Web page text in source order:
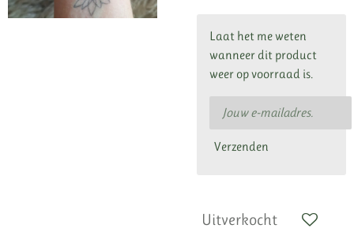
Laat het me weten
wanneer dit product
weer op voorraad is.
Verzenden
Uitverkocht